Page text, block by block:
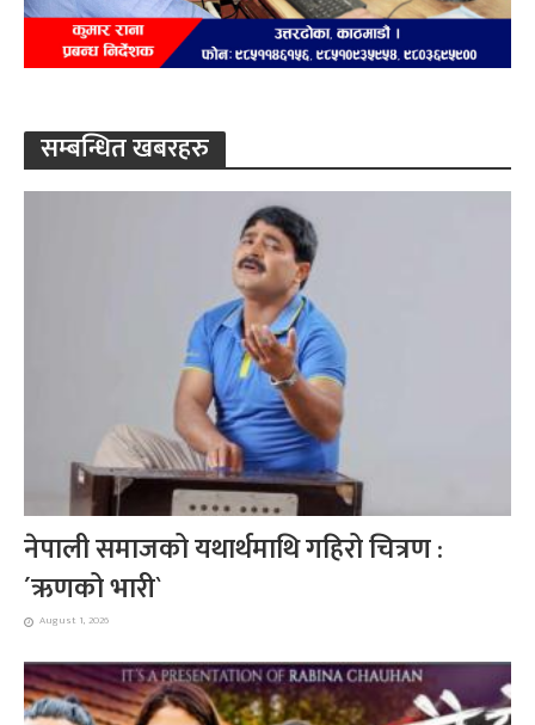
सम्बन्धित खबरहरु
नेपाली समाजको यथार्थमाथि गहिरो चित्रण :
´ऋणको भारी`
August 1, 2026